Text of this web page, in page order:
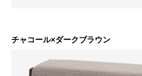
チャコール×ダークブラウン